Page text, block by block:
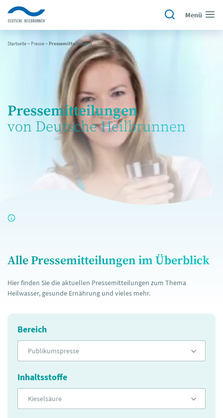
Menü
Startseite~ Presse~Pressemitteilungen
Pressemitteilungen
von Deutsche Heilbrunnen
Alle Pressemitteilungen im Überblick
Hier finden Sie die aktuellen Pressemitteilungen zum Thema
Heilwasser, gesunde Ernährung und vieles mehr.
Bereich
Publikumspresse
Inhaltsstoffe
Kieselsäure